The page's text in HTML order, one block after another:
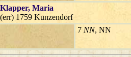
Klapper, Maria
1759 Kunzendorf
7 NN, NN